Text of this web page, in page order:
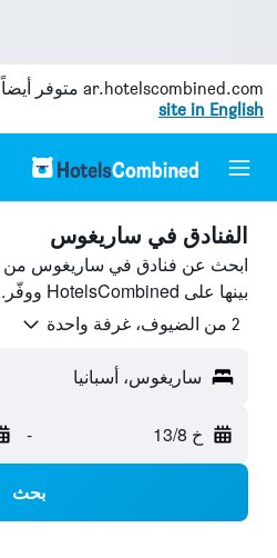
ar.hotelscombined.com متوفر أيضاً
site in English
الفنادق في ساريغوس
ابحث عن فنادق في ساريغوس من
بينها على HotelsCombined ووفّر.
2 من الضيوف، غرفة واحدة
ساريغوس، أسبانيا
خ 13/8 -
بحث